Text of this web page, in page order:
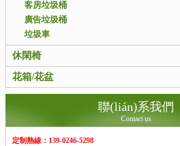
客房垃圾桶
廣告垃圾桶
垃圾車
休閑椅
花箱/花盆
聯(lián)系我們
Contact us
定制熱線：139-0246-5298